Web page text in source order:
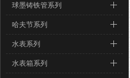
球墨铸铁管系列
哈夫节系列
水表系列
水表箱系列